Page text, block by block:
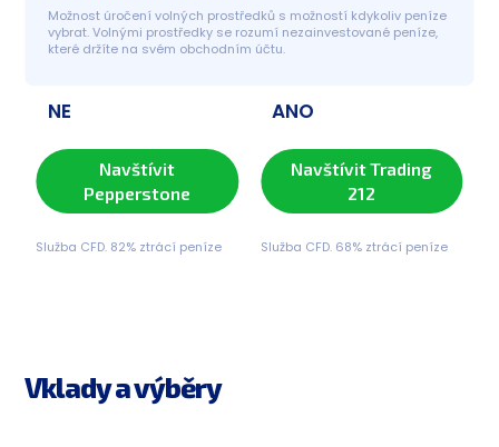
Možnost úročení volných prostředků s možností kdykoliv peníze
vybrat. Volnými prostředky se rozumí nezainvestované peníze,
které držíte na svém obchodním účtu.
NE ANO
Navštívit
Pepperstone
Služba CFD. 82% ztrácí peníze
Navštívit Trading
212
Služba CFD. 68% ztrácí peníze
Vklady a výběry